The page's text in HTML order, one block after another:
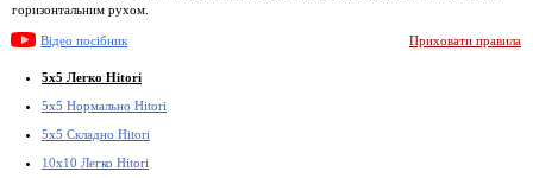
горизонтальним рухом.
Відео посібник Приховати правила
5x5 Легко Hitori
5x5 Нормально Hitori
5x5 Складно Hitori
10x10 Легко Hitori